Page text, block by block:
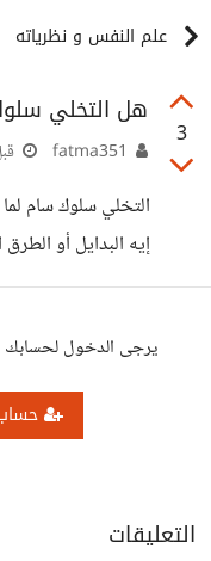
علم النفس و نظرياته
3
هل التخلي
التخلي سلوك سام
إيه البدايل أو
يرجى الدخول
التعليقات